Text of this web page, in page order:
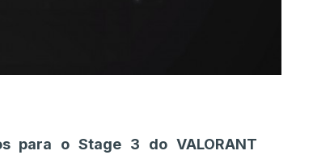
para o Stage 3 do VALORANT